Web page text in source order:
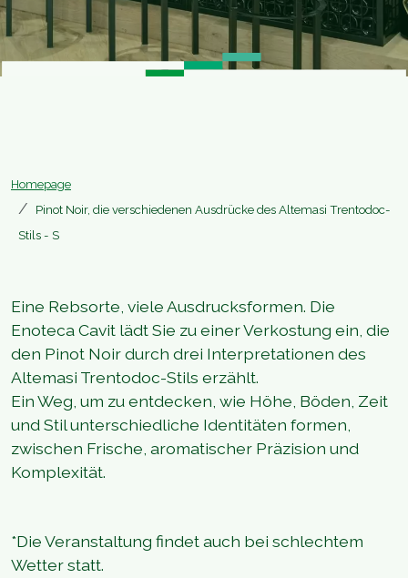
Homepage
Pinot Noir, die verschiedenen Ausdrücke des Altemasi Trentodoc-
Stils - S
Eine Rebsorte, viele Ausdrucksformen. Die
Enoteca Cavit lädt Sie zu einer Verkostung ein, die
den Pinot Noir durch drei Interpretationen des
Altemasi Trentodoc-Stils erzählt.
Ein Weg, um zu entdecken, wie Höhe, Böden, Zeit
und Stil unterschiedliche Identitäten formen,
zwischen Frische, aromatischer Präzision und
Komplexität.
*Die Veranstaltung findet auch bei schlechtem
Wetter statt.